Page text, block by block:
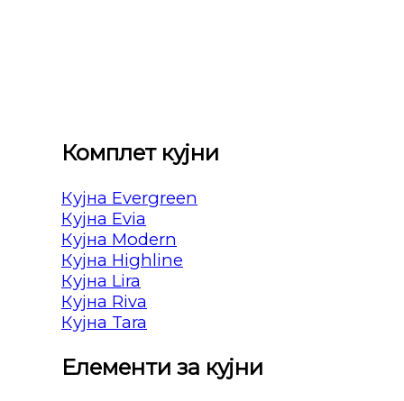
Комплет кујни
Кујна Evergreen
Кујна Evia
Кујна Modern
Кујна Highline
Кујна Lira
Кујна Riva
Кујна Tara
Елементи за кујни